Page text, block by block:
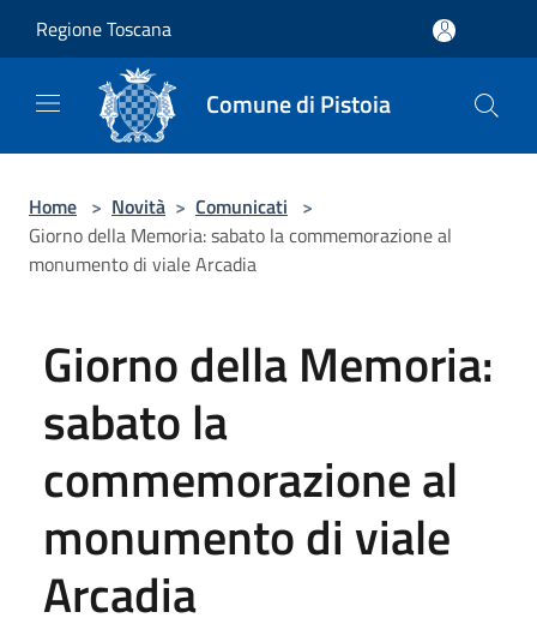
Regione Toscana
Comune di Pistoia
Home > Novità > Comunicati >
Giorno della Memoria: sabato la commemorazione al
monumento di viale Arcadia
Giorno della Memoria:
sabato la
commemorazione al
monumento di viale
Arcadia